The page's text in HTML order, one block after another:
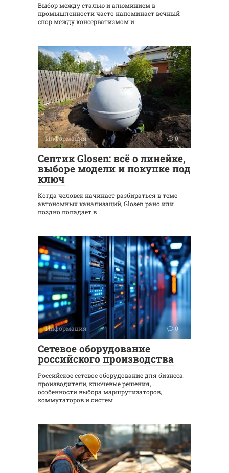
Выбор между сталью и алюминием в
промышленности часто напоминает вечный
спор между консерватизмом и
Информация 0
Септик Glosen: всё о линейке,
выборе модели и покупке под
ключ
Когда человек начинает разбираться в теме
автономных канализаций, Glosen рано или
поздно попадает в
Информация 0
Сетевое оборудование
российского производства
Российское сетевое оборудование для бизнеса:
производители, ключевые решения,
особенности выбора маршрутизаторов,
коммутаторов и систем